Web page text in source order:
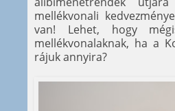
mellékvonali
van! Lehet, hogy
mellékvonalaknak, ha a
rájuk annyira?